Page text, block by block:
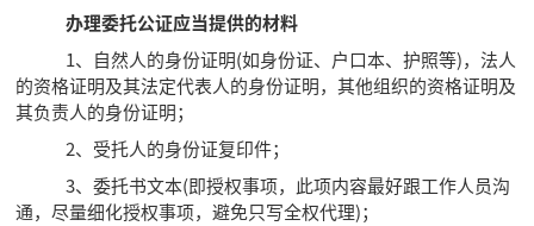
办理委托公证应当提供的材料
1、自然人的身份证明(如身份证、户口本、护照等)，法人
的资格证明及其法定代表人的身份证明，其他组织的资格证明及
其负责人的身份证明；
2、受托人的身份证复印件；
3、委托书文本(即授权事项，此项内容最好跟工作人员沟
通，尽量细化授权事项，避免只写全权代理)；